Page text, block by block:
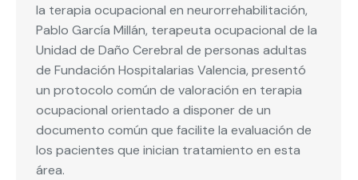
la terapia ocupacional en neurorrehabilitación,
Pablo García Millán, terapeuta ocupacional de la
Unidad de Daño Cerebral de personas adultas
de Fundación Hospitalarias Valencia, presentó
un protocolo común de valoración en terapia
ocupacional orientado a disponer de un
documento común que facilite la evaluación de
los pacientes que inician tratamiento en esta
área.